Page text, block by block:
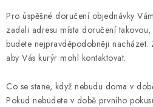
GRIPY & MODY
JEDNORÁZOVÉ A DOBÍJECÍ E-
NIKOTINOVÝ FILM
Pro úspěšné doručení objednávky
zadali adresu místa doručení
budete nejpravděpodobněji nacházet.
aby Vás kurýr mohl kontaktovat.
Co se stane, když nebudu doma v
Pokud nebudete v době prvního